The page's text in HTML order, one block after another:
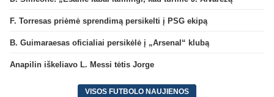
F. Torresas priėmė sprendimą persikelti į PSG ekipą
B. Guimaraesas oficialiai persikėlė į „Arsenal“ klubą
Anapilin iškeliavo L. Messi tėtis Jorge
VISOS FUTBOLO NAUJIENOS